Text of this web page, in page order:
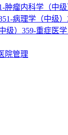
肿瘤内科学（中级
病理学（中级）
级） 359-重症医学
院管理